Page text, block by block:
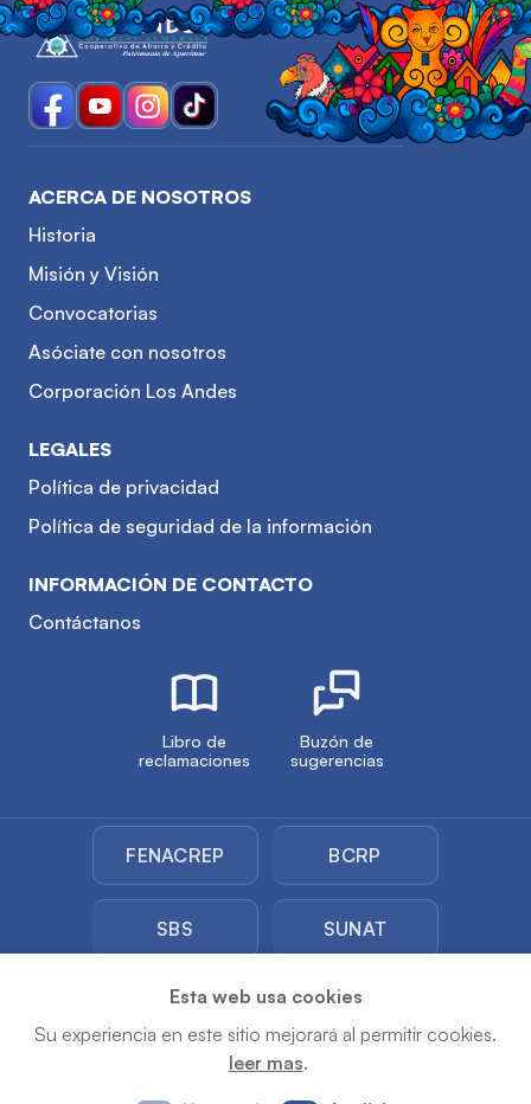
ACERCA DE NOSOTROS
Historia
Misión y Visión
Convocatorias
Asóciate con nosotros
Corporación Los Andes
LEGALES
Política de privacidad
Política de seguridad de la información
INFORMACIÓN DE CONTACTO
Contáctanos
Libro de
reclamaciones
Buzón de
sugerencias
FENACREP BCRP
SBS SUNAT
SUNARP
Copyright © 2026 COOPAC Los Andes. Todos los
Esta web usa cookies
Su experiencia en este sitio mejorará al permitir cookies.
leer mas.